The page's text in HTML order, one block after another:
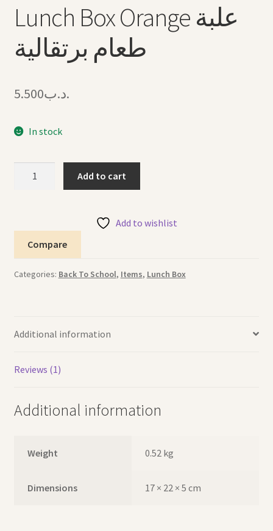
Lunch Box Orange علبة
طعام برتقالية
.د.ب5.500
In stock
طعام
برتقالية
quantity
Add to cart
Add to wishlist
Compare
Categories: Back To School, Items, Lunch Box
Additional information
Reviews (1)
Additional information
Weight 0.52 kg
Dimensions 17 × 22 × 5 cm